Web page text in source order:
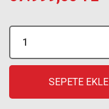
SEPETE EKLE